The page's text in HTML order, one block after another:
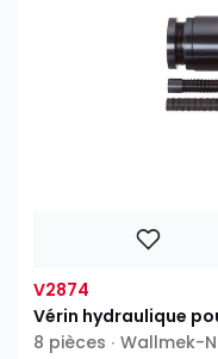
V2874
Vérin hydraulique
8 pièces ∙ Wallmek-